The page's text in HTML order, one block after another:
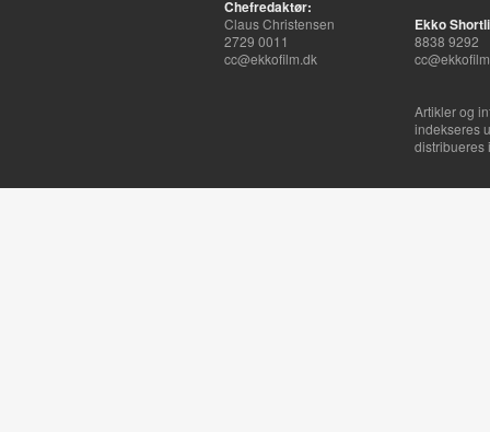
Chefredaktør:
Claus Christensen
2729 0011
cc@ekkofilm.dk
Ekko
8838 9292
Artikler og
indekseres
distribueres